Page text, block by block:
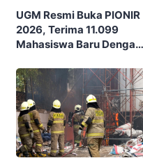
UGM Resmi Buka PIONIR
2026, Terima 11.099
Mahasiswa Baru Dengan
Membangun Bangsa”